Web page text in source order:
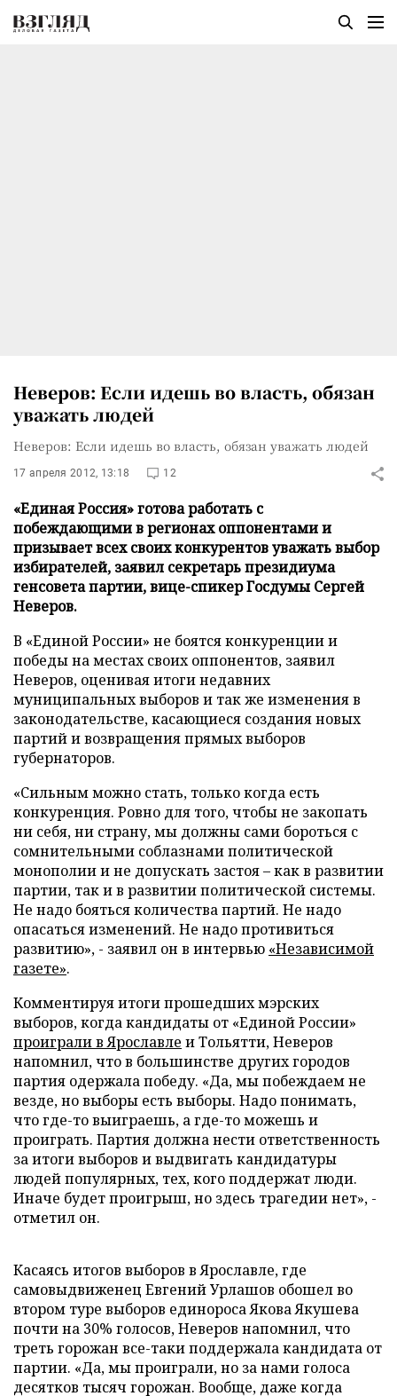
Неверов: Если идешь во власть, обязан
уважать людей
Неверов: Если идешь во власть, обязан уважать людей
17 апреля 2012, 13:18 12
«Единая Россия» готова работать с
побеждающими в регионах оппонентами и
призывает всех своих конкурентов уважать выбор
избирателей, заявил секретарь президиума
генсовета партии, вице-спикер Госдумы Сергей
Неверов.
В «Единой России» не боятся конкуренции и
победы на местах своих оппонентов, заявил
Неверов, оценивая итоги недавних
муниципальных выборов и так же изменения в
законодательстве, касающиеся создания новых
партий и возвращения прямых выборов
губернаторов.
«Сильным можно стать, только когда есть
конкуренция. Ровно для того, чтобы не закопать
ни себя, ни страну, мы должны сами бороться с
сомнительными соблазнами политической
монополии и не допускать застоя – как в развитии
партии, так и в развитии политической системы.
Не надо бояться количества партий. Не надо
опасаться изменений. Не надо противиться
развитию», - заявил он в интервью «Независимой
газете».
Комментируя итоги прошедших мэрских
выборов, когда кандидаты от «Единой России»
проиграли в Ярославле и Тольятти, Неверов
напомнил, что в большинстве других городов
партия одержала победу. «Да, мы побеждаем не
везде, но выборы есть выборы. Надо понимать,
что где-то выиграешь, а где-то можешь и
проиграть. Партия должна нести ответственность
за итоги выборов и выдвигать кандидатуры
людей популярных, тех, кого поддержат люди.
Иначе будет проигрыш, но здесь трагедии нет», -
отметил он.
Касаясь итогов выборов в Ярославле, где
самовыдвиженец Евгений Урлашов обошел во
втором туре выборов единороса Якова Якушева
почти на 30% голосов, Неверов напомнил, что
треть горожан все-таки поддержала кандидата от
партии. «Да, мы проиграли, но за нами голоса
десятков тысяч горожан. Вообще, даже когда